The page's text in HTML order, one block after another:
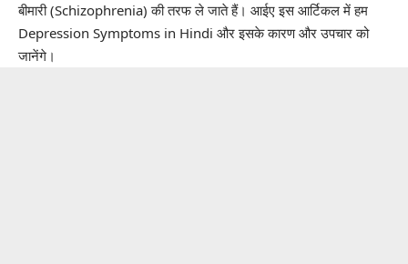
बीमारी (Schizophrenia) की तरफ ले जाते हैं। आईए इस आर्टिकल में हम
Depression Symptoms in Hindi और इसके कारण और उपचार को
जानेंगे।